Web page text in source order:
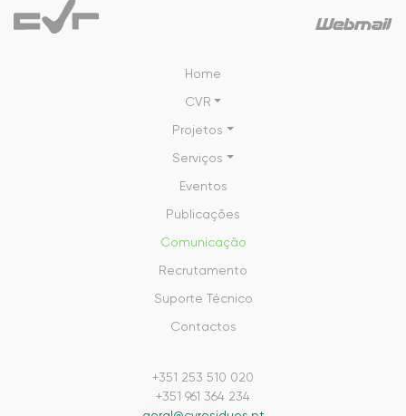
Home
CVR
Projetos
Serviços
Eventos
Publicações
Comunicação
Recrutamento
Suporte Técnico
Contactos
+351 253 510 020
+351 961 364 234